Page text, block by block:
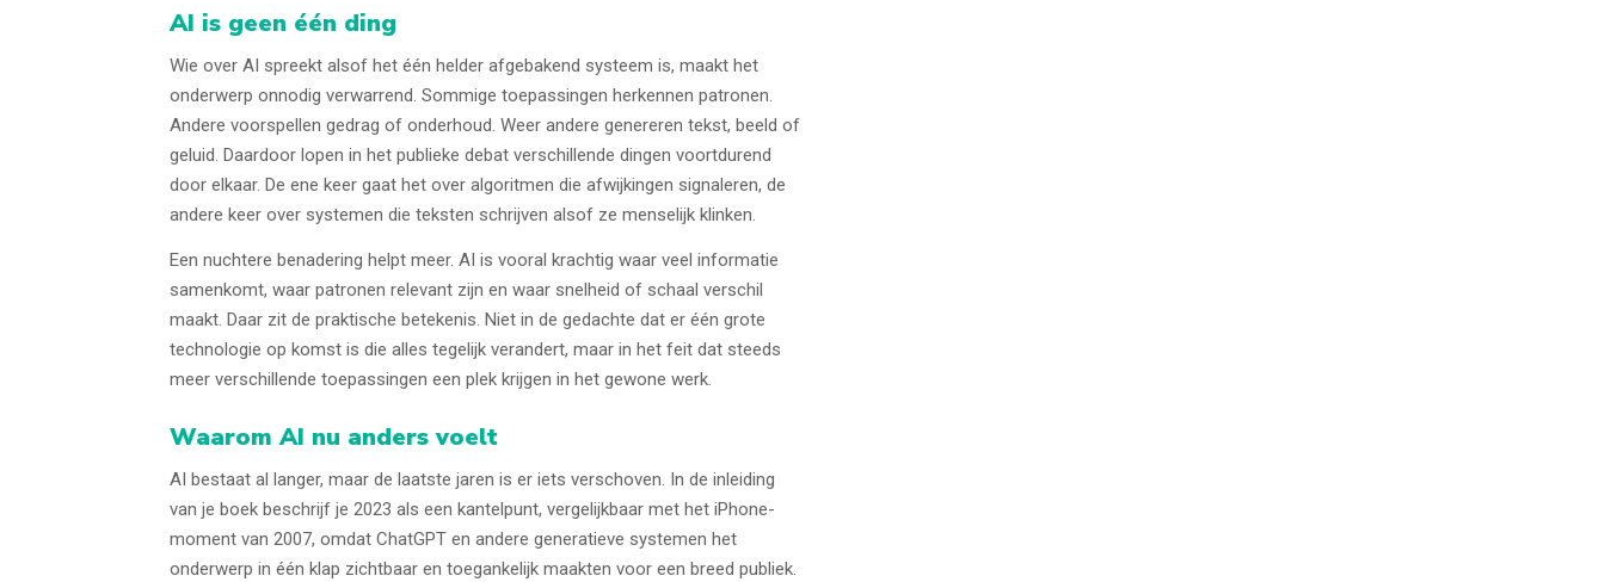
AI is geen één ding
Wie over AI spreekt alsof het één helder afgebakend systeem is, maakt het
onderwerp onnodig verwarrend. Sommige toepassingen herkennen patronen.
Andere voorspellen gedrag of onderhoud. Weer andere genereren tekst, beeld of
geluid. Daardoor lopen in het publieke debat verschillende dingen voortdurend
door elkaar. De ene keer gaat het over algoritmen die afwijkingen signaleren, de
andere keer over systemen die teksten schrijven alsof ze menselijk klinken.
Een nuchtere benadering helpt meer. AI is vooral krachtig waar veel informatie
samenkomt, waar patronen relevant zijn en waar snelheid of schaal verschil
maakt. Daar zit de praktische betekenis. Niet in de gedachte dat er één grote
technologie op komst is die alles tegelijk verandert, maar in het feit dat steeds
meer verschillende toepassingen een plek krijgen in het gewone werk.
Waarom AI nu anders voelt
AI bestaat al langer, maar de laatste jaren is er iets verschoven. In de inleiding
van je boek beschrijf je 2023 als een kantelpunt, vergelijkbaar met het iPhone-
moment van 2007, omdat ChatGPT en andere generatieve systemen het
onderwerp in één klap zichtbaar en toegankelijk maakten voor een breed publiek.